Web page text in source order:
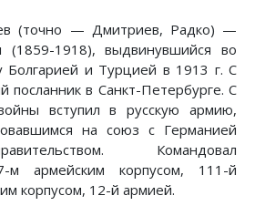
(точно — Дмитриев, Радко) —
(1859-1918), выдвинувшийся во
и Турцией в 1913 г. С
посланник в Санкт-Петербурге. С
вступил в русскую армию,
на союз с Германией
Командовал
м армейским корпусом, 111-й
корпусом, 12-й армией.